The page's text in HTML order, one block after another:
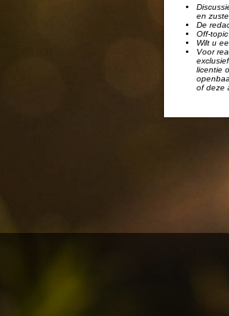
en
De
Off-
Wilt u
Voor
licentie
of deze